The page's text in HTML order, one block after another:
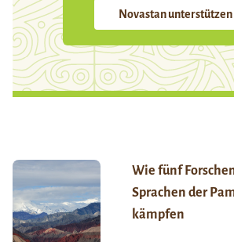
Novastan unterstützen
Wie fünf
Sprachen der
kämpfen